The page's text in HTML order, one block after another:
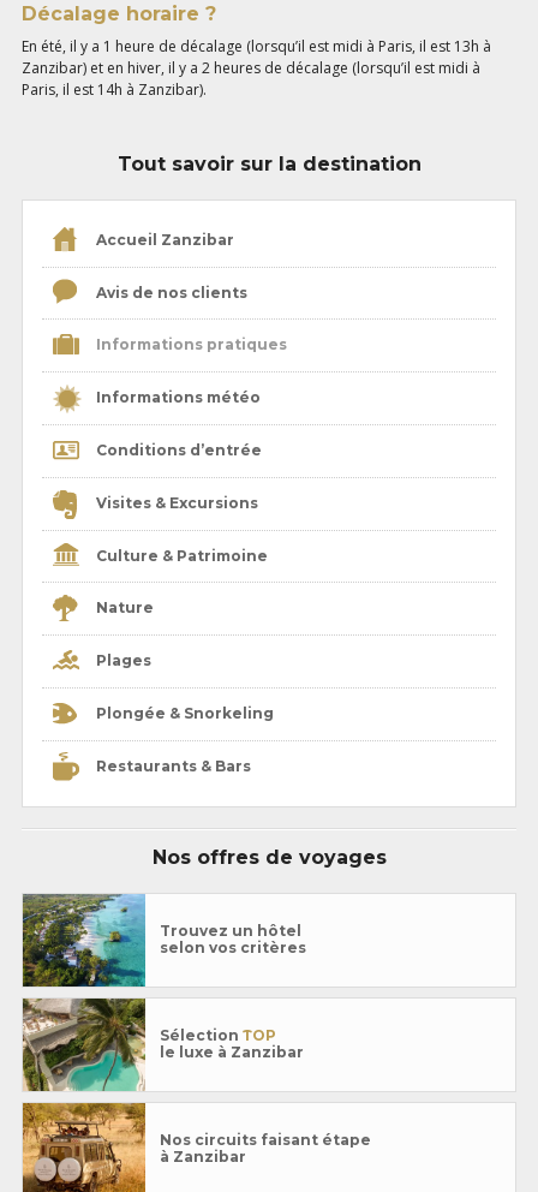
Décalage horaire ?
En été, il y a 1 heure de décalage (lorsqu’il est midi à Paris, il est 13h à
Zanzibar) et en hiver, il y a 2 heures de décalage (lorsqu’il est midi à
Paris, il est 14h à Zanzibar).
Tout savoir sur la destination
Accueil Zanzibar
Avis de nos clients
Informations pratiques
Informations météo
Conditions d’entrée
Visites & Excursions
Culture & Patrimoine
Nature
Plages
Plongée & Snorkeling
Restaurants & Bars
Nos offres de voyages
Trouvez un hôtel
selon vos critères
Sélection TOP
le luxe à Zanzibar
Nos circuits faisant étape
à Zanzibar